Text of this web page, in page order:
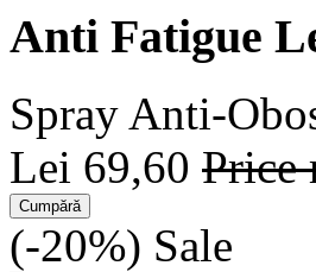
Anti Fatigue
Spray Anti-
Lei 69,60 Price
Cumpără
(-20%) Sale